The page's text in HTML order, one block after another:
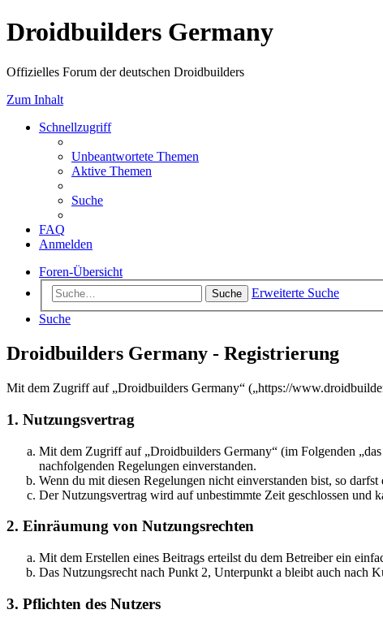
Droidbuilders Germany
Offizielles Forum der deutschen Droidbuilders
Zum Inhalt
Schnellzugriff
Unbeantwortete Themen
Aktive Themen
Suche
FAQ
Anmelden
Foren-Übersicht
Suche
Erweiterte Suche
Suche
Droidbuilders Germany - Registrierung
Mit dem Zugriff auf „Droidbuilders Germany“ („https://
1. Nutzungsvertrag
Mit dem Zugriff auf „Droidbuilders Germany“ (im Folgenden
nachfolgenden Regelungen einverstanden.
Wenn du mit diesen Regelungen nicht einverstanden bist, so
Der Nutzungsvertrag wird auf unbestimmte Zeit geschlossen und
2. Einräumung von Nutzungsrechten
Mit dem Erstellen eines Beitrags erteilst du dem Betreiber ein
Das Nutzungsrecht nach Punkt 2, Unterpunkt a bleibt auch nach
3. Pflichten des Nutzers